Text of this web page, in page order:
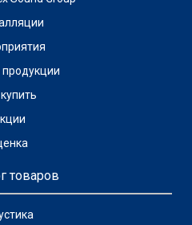
продукции
товаров